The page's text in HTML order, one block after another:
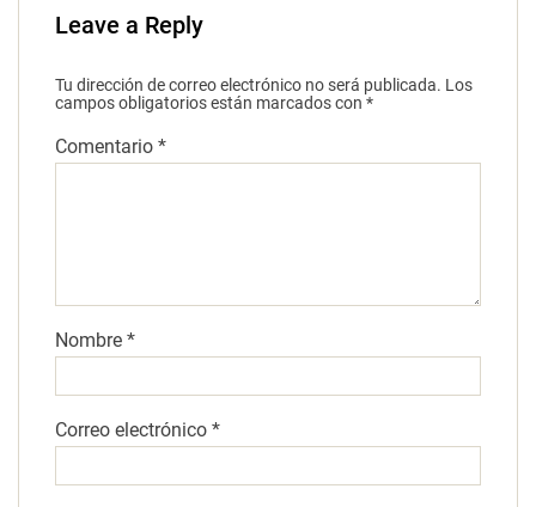
Leave a Reply
Tu dirección de correo electrónico no será publicada. Los
campos obligatorios están marcados con *
Comentario *
Nombre *
Correo electrónico *